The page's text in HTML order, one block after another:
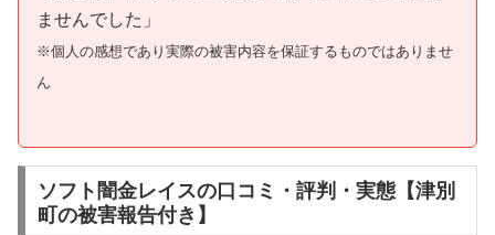
ませんでした」
※個人の感想であり実際の被害内容を保証するものではありませ
ん
ソフト闇金レイスの口コミ・評判・実態【津別
町の被害報告付き】